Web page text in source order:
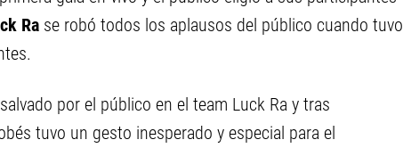
Ra se robó todos los aplausos del público cuando tuvo
por el público en el team Luck Ra y tras
tuvo un gesto inesperado y especial para el